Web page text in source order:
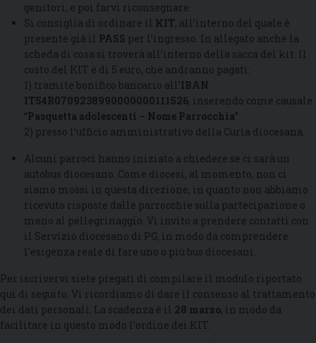
genitori, e poi farvi riconsegnare.
Si consiglia di ordinare il KIT, all’interno del quale è
presente già il PASS per l’ingresso. In allegato anche la
scheda di cosa si troverà all’interno della sacca del kit. Il
costo del KIT è di 5 euro, che andranno pagati:
1) tramite bonifico bancario all’IBAN
IT54R0709238990000000111526, inserendo come causale
“Pasquetta adolescenti – Nome Parrocchia”
2) presso l’ufficio amministrativo della Curia diocesana.
Alcuni parroci hanno iniziato a chiedere se ci sarà un
autobus diocesano. Come diocesi, al momento, non ci
siamo mossi in questa direzione, in quanto non abbiamo
ricevuto risposte dalle parrocchie sulla partecipazione o
meno al pellegrinaggio. Vi invito a prendere contatti con
il Servizio diocesano di PG, in modo da comprendere
l’esigenza reale di fare uno o più bus diocesani.
Per iscrivervi siete pregati di compilare il modulo riportato
qui di seguito. Vi ricordiamo di dare il consenso al trattamento
dei dati personali. La scadenza è il 28 marzo, in modo da
facilitare in questo modo l’ordine dei KIT.